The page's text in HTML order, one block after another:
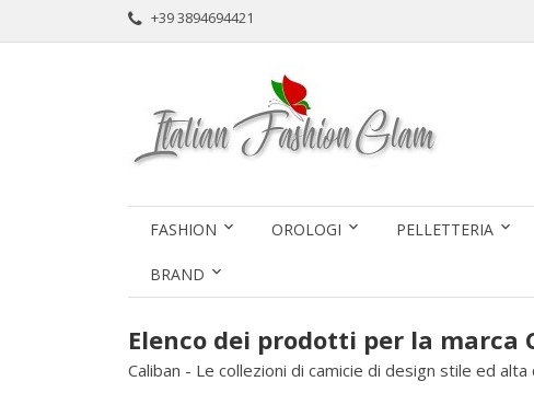
+39 3894694421
FASHION OROLOGI PELLETTERIA
BRAND
Elenco dei prodotti per la marca
Caliban - Le collezioni di camicie di design stile ed